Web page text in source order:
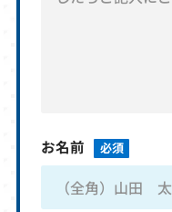
お名前 必須